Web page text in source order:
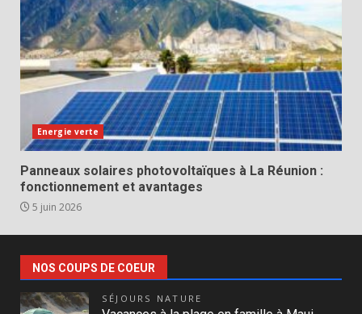
Energie verte
Panneaux solaires photovoltaïques à La Réunion :
fonctionnement et avantages
5 juin 2026
NOS COUPS DE COEUR
SÉJOURS NATURE